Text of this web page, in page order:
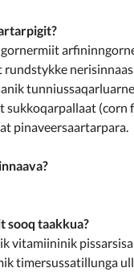
(corn
pinaveersaartarpara.
sooq taakkua?
timersussatillunga